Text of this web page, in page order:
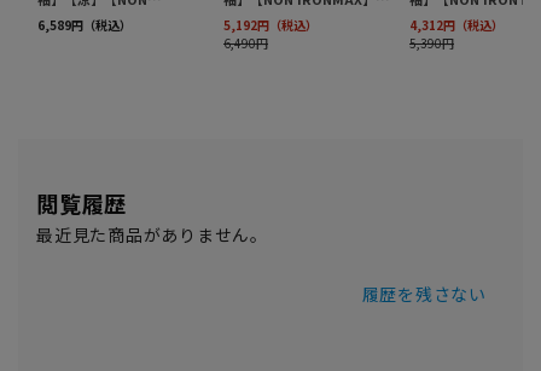
閲覧履歴
最近見た商品がありません。
履歴を残さない